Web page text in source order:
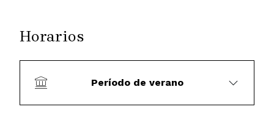
Horarios
Período de verano